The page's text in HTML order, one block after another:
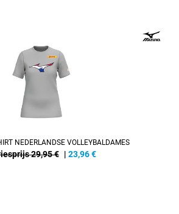
NEDERLANDSE VOLLEYBALDAMES
29,95 € | 23,96€